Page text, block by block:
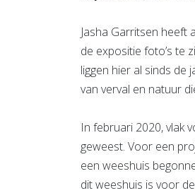
Jasha Garritsen heeft
de expositie foto’s te
liggen hier al sinds de
van verval en natuur
In februari 2020, vlak
geweest. Voor een
een weeshuis
dit weeshuis is voor